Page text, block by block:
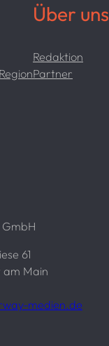
Über uns
Redaktion
Partner
61
Main
medien.de